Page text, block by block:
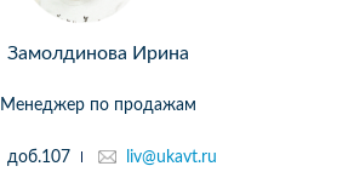
Замолдинова Ирина
Менеджер по продажам
доб.107 liv@ukavt.ru